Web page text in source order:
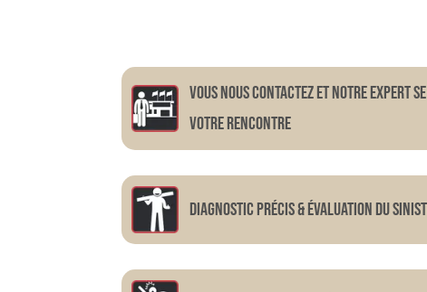
Vous nous contactez et notre expert
votre rencontre
Diagnostic précis & évaluation du